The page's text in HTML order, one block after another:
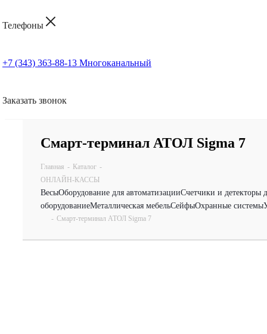
Телефоны
+7 (343) 363-88-13 Многоканальный
Заказать звонок
Смарт-терминал АТОЛ Sigma 7
Главная - Каталог -
ОНЛАЙН-КАССЫ
ВесыОборудование для автоматизацииСчетчики и детекторы
оборудованиеМеталлическая мебельСейфыОхранные системы
- Смарт-терминал АТОЛ Sigma 7